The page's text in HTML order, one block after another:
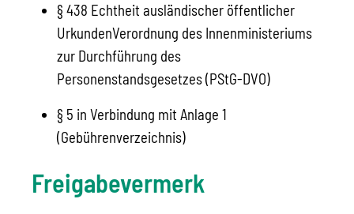
§ 438 Echtheit ausländischer öffentlicher
UrkundenVerordnung des Innenministeriums
zur Durchführung des
Personenstandsgesetzes (PStG-DVO)
§ 5 in Verbindung mit Anlage 1
(Gebührenverzeichnis)
Freigabevermerk